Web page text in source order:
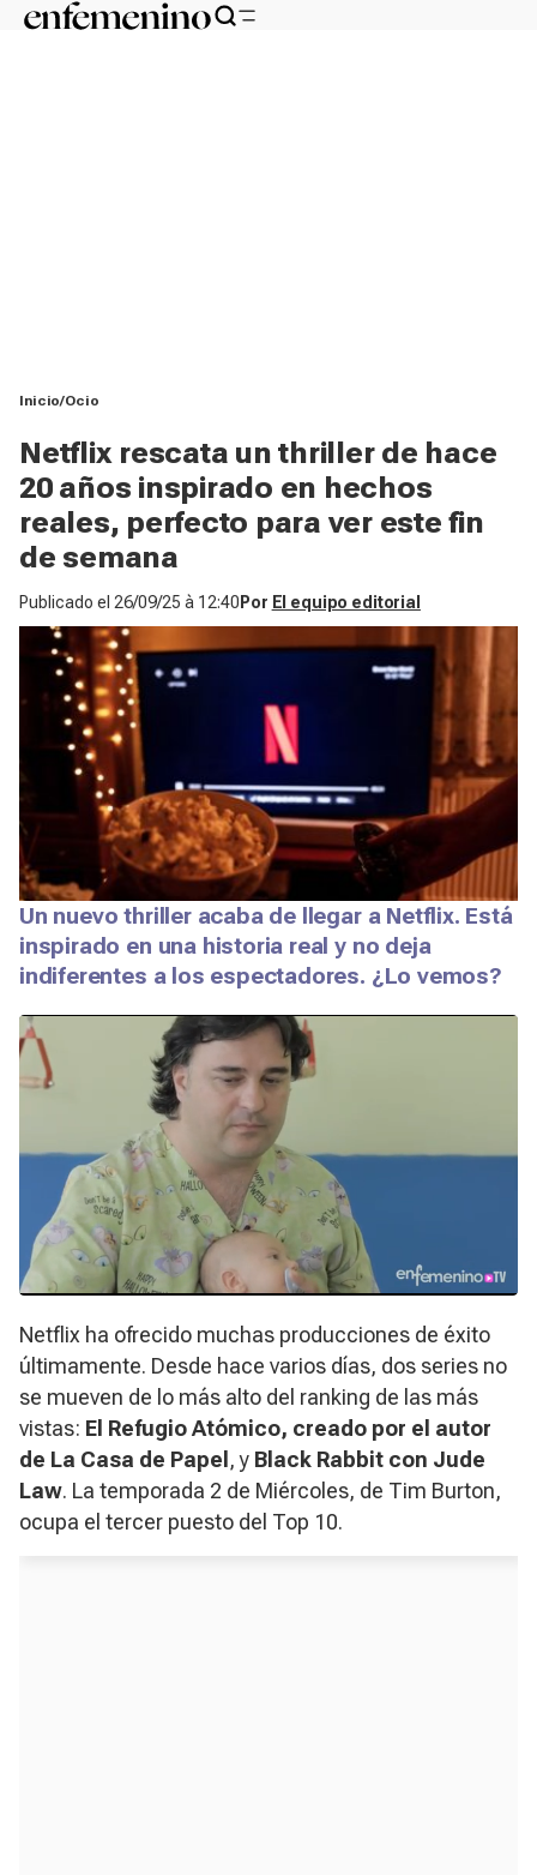
Inicio Ocio
Netflix rescata un thriller de hace
20 años inspirado en hechos
reales, perfecto para ver este fin
de semana
Publicado el 26/09/25 à 12:40 Por El equipo editorial
Un nuevo thriller acaba de llegar a Netflix. Está
inspirado en una historia real y no deja
indiferentes a los espectadores. ¿Lo vemos?
Netflix ha ofrecido muchas producciones de éxito
últimamente. Desde hace varios días, dos series no
se mueven de lo más alto del ranking de las más
vistas: El Refugio Atómico, creado por el autor
de La Casa de Papel, y Black Rabbit con Jude
Law. La temporada 2 de Miércoles, de Tim Burton,
ocupa el tercer puesto del Top 10.